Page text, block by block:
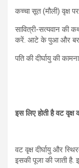
कच्चा सूत (मौली) वृक्ष
सावित्री-सत्यवान की
करें. आटे के पुआ और
पति की दीर्घायु की
इस लिए होती है वट वृक्ष
वट वृक्ष दीर्घायु और
इसकी पूजा की जाती है.